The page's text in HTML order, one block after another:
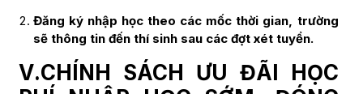
Đăng ký nhập học theo các mốc thời gian, trường
sẽ thông tin đến thí sinh sau các đợt xét tuyển.
V.CHÍNH SÁCH ƯU ĐÃI HỌC